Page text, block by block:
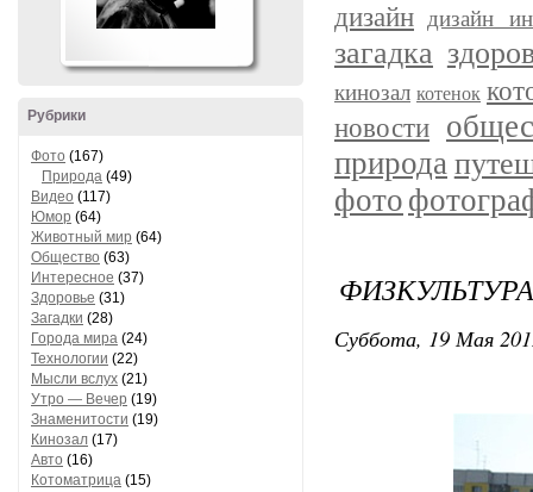
Рубрики
Фото (167)
Природа (49)
Видео (117)
Юмор (64)
Животный мир (64)
Общество (63)
Интересное (37)
Здоровье (31)
Загадки (28)
Города мира (24)
Технологии (22)
Мысли вслух (21)
Утро — Вечер (19)
Знаменитости (19)
Кинозал (17)
Авто (16)
Котоматрица (15)
дизайн дизайн
загадка
кинозал котенок
новости
природа
фото
Суббота, 19 Мая